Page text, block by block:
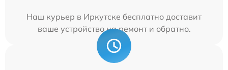
Наш курьер в Иркутске бесплатно доставит
ваше устройство на ремонт и обратно.